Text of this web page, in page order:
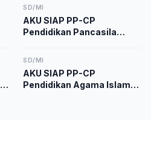
SD/MI
AKU SIAP PP-CP
Pendidikan Pancasila
Merdeka
SD/MI
AKU SIAP PP-CP
Pendidikan Agama Islam